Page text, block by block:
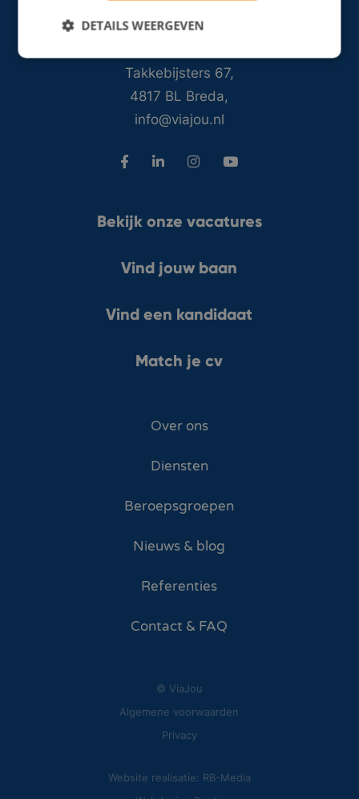
Takkebijsters 67,
4817 BL Breda,
info@viajou.nl
Bekijk onze vacatures
Vind jouw baan
Vind een kandidaat
Match je cv
Over ons
Diensten
Beroepsgroepen
Nieuws & blog
Referenties
Contact & FAQ
© ViaJou
Algemene voorwaarden
Privacy
Website realisatie: RB-Media
DETAILS WEERGEVEN